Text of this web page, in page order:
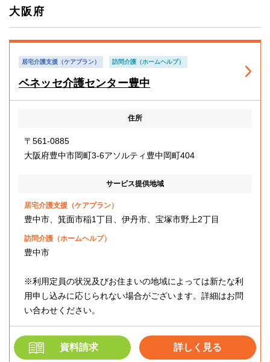
大阪府
居宅介護支援（ケアプラン） 訪問介護（ホームヘルプ）
ベネッセ介護センター豊中
住所
〒561-0885
大阪府豊中市岡町3-6アソルティ豊中岡町404
サービス提供地域
居宅介護支援（ケアプラン）
豊中市、箕面市稲1丁目、伊丹市、宝塚市野上2丁目
訪問介護（ホームヘルプ）
豊中市
※利用定員の状況及びお住まいの地域によっては新たな利
用申し込みに応じられない場合がございます。詳細はお問
い合わせください。
資料請求 詳しく見る